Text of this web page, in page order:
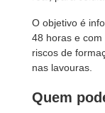
O objetivo é
48 horas e
riscos de
nas lavouras.
Quem